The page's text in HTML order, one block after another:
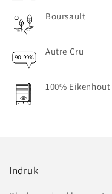
Boursault
Autre Cru
100% Eikenhout
Indruk